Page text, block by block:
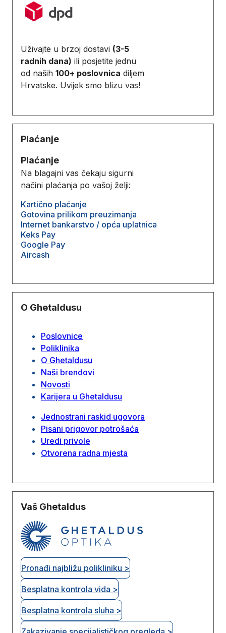
Uživajte u brzoj dostavi (3-5
radnih dana) ili posjetite jednu
od naših 100+ poslovnica diljem
Hrvatske. Uvijek smo blizu vas!
Plaćanje
Plaćanje
Na blagajni vas čekaju sigurni
načini plaćanja po vašoj želji:
Kartično plaćanje
Gotovina prilikom preuzimanja
Internet bankarstvo / opća uplatnica
Keks Pay
Google Pay
Aircash
O Ghetaldusu
Poslovnice
Poliklinika
O Ghetaldusu
Naši brendovi
Novosti
Karijera u Ghetaldusu
Jednostrani raskid ugovora
Pisani prigovor potrošaća
Uredi privole
Otvorena radna mjesta
Vaš Ghetaldus
Pronađi najbližu polikliniku >
Besplatna kontrola vida >
Besplatna kontrola sluha >